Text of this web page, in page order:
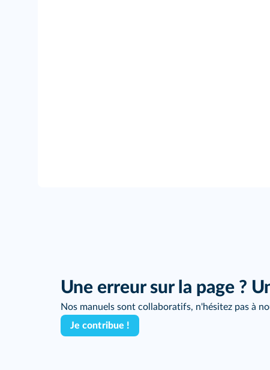
Une erreur sur la page ?
Nos manuels sont collaboratifs, n'hésitez pas à
Je contribue !